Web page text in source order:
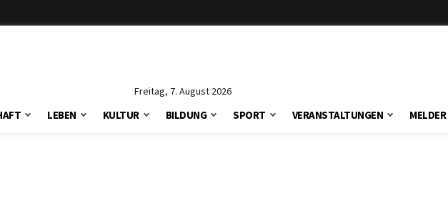
Freitag, 7. August 2026
LEBEN KULTUR BILDUNG SPORT VERANSTALTUNGEN MELDER